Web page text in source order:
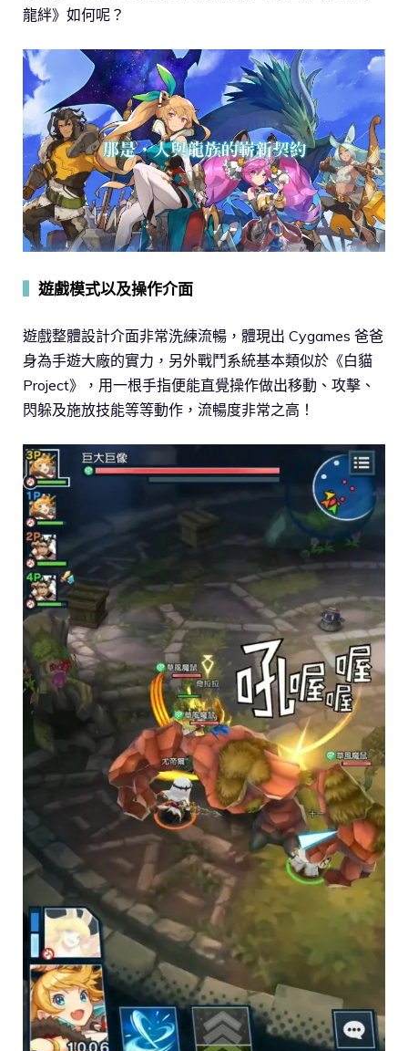
龍絆》如何呢？
遊戲模式以及操作介面
遊戲整體設計介面非常洗練流暢，體現出 Cygames 爸爸
身為手遊大廠的實力，另外戰鬥系統基本類似於《白貓
Project》，用一根手指便能直覺操作做出移動、攻擊、
閃躲及施放技能等等動作，流暢度非常之高！